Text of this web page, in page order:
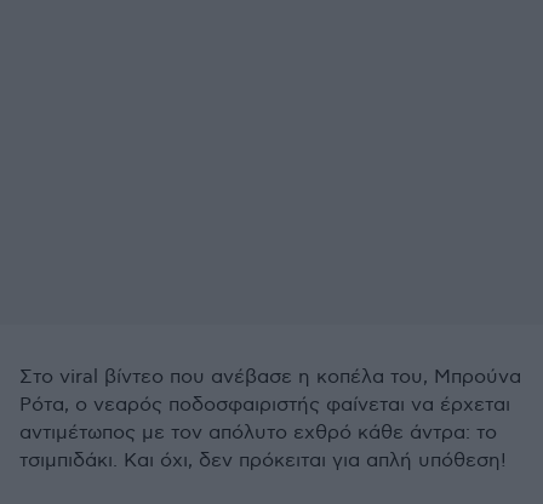
Στο viral βίντεο που ανέβασε η κοπέλα του, Μπρούνα
Ρότα, ο νεαρός ποδοσφαιριστής φαίνεται να έρχεται
αντιμέτωπος με τον απόλυτο εχθρό κάθε άντρα: το
τσιμπιδάκι. Και όχι, δεν πρόκειται για απλή υπόθεση!